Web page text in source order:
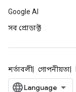
Google AI
সব প্রোডাক্ট
শর্তাবলী গোপনীয়তা